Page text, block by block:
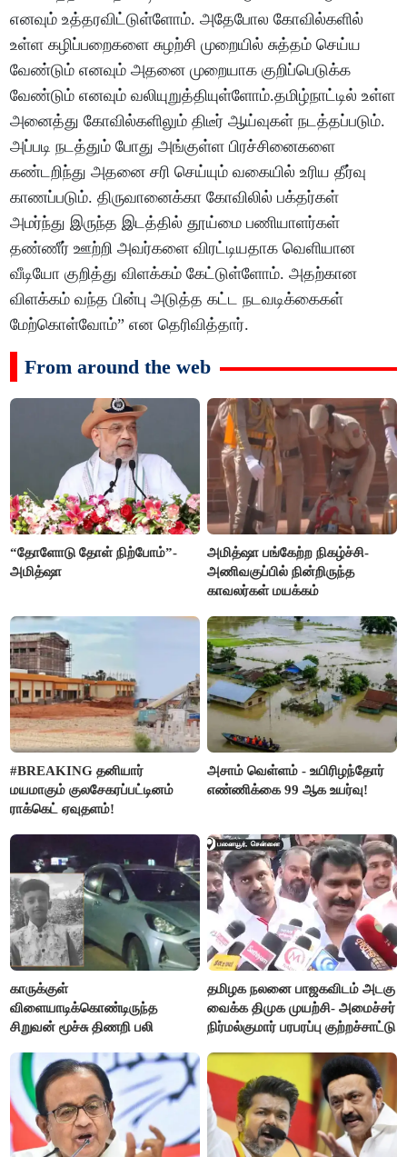
எனவும் உத்தரவிட்டுள்ளோம். அதேபோல கோவில்களில்
உள்ள கழிப்பறைகளை சுழற்சி முறையில் சுத்தம் செய்ய
வேண்டும் எனவும் அதனை முறையாக குறிப்பெடுக்க
வேண்டும் எனவும் வலியுறுத்தியுள்ளோம்.தமிழ்நாட்டில் உள்ள
அனைத்து கோவில்களிலும் திடீர் ஆய்வுகள் நடத்தப்படும்.
அப்படி நடத்தும் போது அங்குள்ள பிரச்சினைகளை
கண்டறிந்து அதனை சரி செய்யும் வகையில் உரிய தீர்வு
காணப்படும். திருவானைக்கா கோவிலில் பக்தர்கள்
அமர்ந்து இருந்த இடத்தில் தூய்மை பணியாளர்கள்
தண்ணீர் ஊற்றி அவர்களை விரட்டியதாக வெளியான
வீடியோ குறித்து விளக்கம் கேட்டுள்ளோம். அதற்கான
விளக்கம் வந்த பின்பு அடுத்த கட்ட நடவடிக்கைகள்
மேற்கொள்வோம்” என தெரிவித்தார்.
From around the web
“தோளோடு தோள் நிற்போம்”-
அமித்ஷா
அமித்ஷா பங்கேற்ற நிகழ்ச்சி-
அணிவகுப்பில் நின்றிருந்த
காவலர்கள் மயக்கம்
#BREAKING தனியார்
மயமாகும் குலசேகரப்பட்டினம்
ராக்கெட் ஏவுதளம்!
அசாம் வெள்ளம் - உயிரிழந்தோர்
எண்ணிக்கை 99 ஆக உயர்வு!
காருக்குள்
விளையாடிக்கொண்டிருந்த
சிறுவன் மூச்சு திணறி பலி
தமிழக நலனை பாஜகவிடம் அடகு
வைக்க திமுக முயற்சி- அமைச்சர்
நிர்மல்குமார் பரபரப்பு குற்றச்சாட்டு